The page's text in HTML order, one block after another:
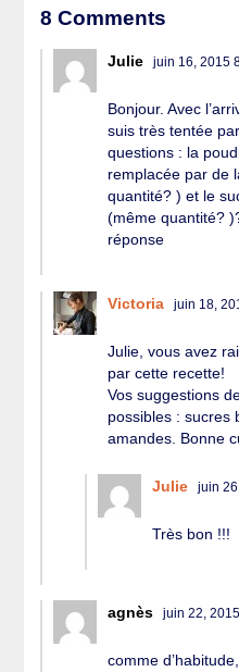
8 Comments
Julie juin 16, 2015
Bonjour. Avec
suis très tentée
questions : la
remplacée par de
quantité? ) et le
(même quantité?
réponse
Victoria juin 18,
Julie, vous avez
par cette recette!
Vos suggestions
possibles : sucres
amandes. Bonne
Julie juin
Très bon !!!
agnès juin 22,
comme